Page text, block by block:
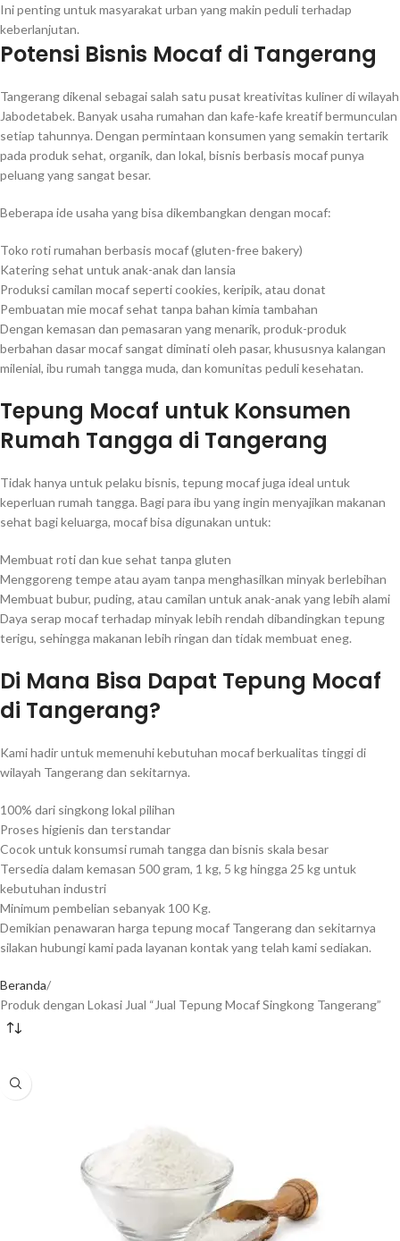
Ini penting untuk masyarakat urban yang makin peduli terhadap
keberlanjutan.
Potensi Bisnis Mocaf di Tangerang
Tangerang dikenal sebagai salah satu pusat kreativitas kuliner di wilayah
Jabodetabek. Banyak usaha rumahan dan kafe-kafe kreatif bermunculan
setiap tahunnya. Dengan permintaan konsumen yang semakin tertarik
pada produk sehat, organik, dan lokal, bisnis berbasis mocaf punya
peluang yang sangat besar.
Beberapa ide usaha yang bisa dikembangkan dengan mocaf:
Toko roti rumahan berbasis mocaf (gluten-free bakery)
Katering sehat untuk anak-anak dan lansia
Produksi camilan mocaf seperti cookies, keripik, atau donat
Pembuatan mie mocaf sehat tanpa bahan kimia tambahan
Dengan kemasan dan pemasaran yang menarik, produk-produk
berbahan dasar mocaf sangat diminati oleh pasar, khususnya kalangan
milenial, ibu rumah tangga muda, dan komunitas peduli kesehatan.
Tepung Mocaf untuk Konsumen
Rumah Tangga di Tangerang
Tidak hanya untuk pelaku bisnis, tepung mocaf juga ideal untuk
keperluan rumah tangga. Bagi para ibu yang ingin menyajikan makanan
sehat bagi keluarga, mocaf bisa digunakan untuk:
Membuat roti dan kue sehat tanpa gluten
Menggoreng tempe atau ayam tanpa menghasilkan minyak berlebihan
Membuat bubur, puding, atau camilan untuk anak-anak yang lebih alami
Daya serap mocaf terhadap minyak lebih rendah dibandingkan tepung
terigu, sehingga makanan lebih ringan dan tidak membuat eneg.
Di Mana Bisa Dapat Tepung Mocaf
di Tangerang?
Kami hadir untuk memenuhi kebutuhan mocaf berkualitas tinggi di
wilayah Tangerang dan sekitarnya.
100% dari singkong lokal pilihan
Proses higienis dan terstandar
Cocok untuk konsumsi rumah tangga dan bisnis skala besar
Tersedia dalam kemasan 500 gram, 1 kg, 5 kg hingga 25 kg untuk
kebutuhan industri
Minimum pembelian sebanyak 100 Kg.
Demikian penawaran harga tepung mocaf Tangerang dan sekitarnya
silakan hubungi kami pada layanan kontak yang telah kami sediakan.
Beranda
Produk dengan Lokasi Jual “Jual Tepung Mocaf Singkong Tangerang”